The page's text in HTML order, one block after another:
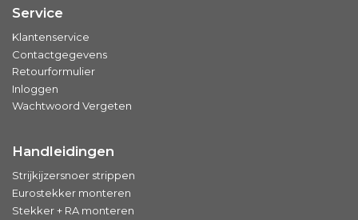
Service
Klantenservice
Contactgegevens
Retourformulier
Inloggen
Wachtwoord Vergeten
Handleidingen
Strijkijzersnoer strippen
Eurostekker monteren
Stekker + RA monteren